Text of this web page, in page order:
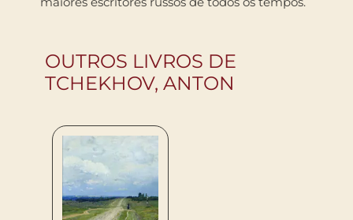
OUTROS LIVROS DE
TCHEKHOV, ANTON